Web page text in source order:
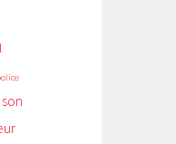
son